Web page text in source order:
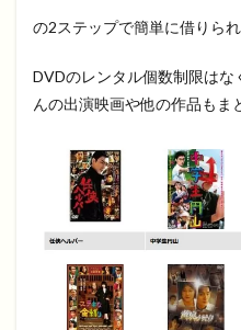
の2ステップで簡単に借りら
DVDのレンタル個数制限はな
んの出演映画や他の作品もま